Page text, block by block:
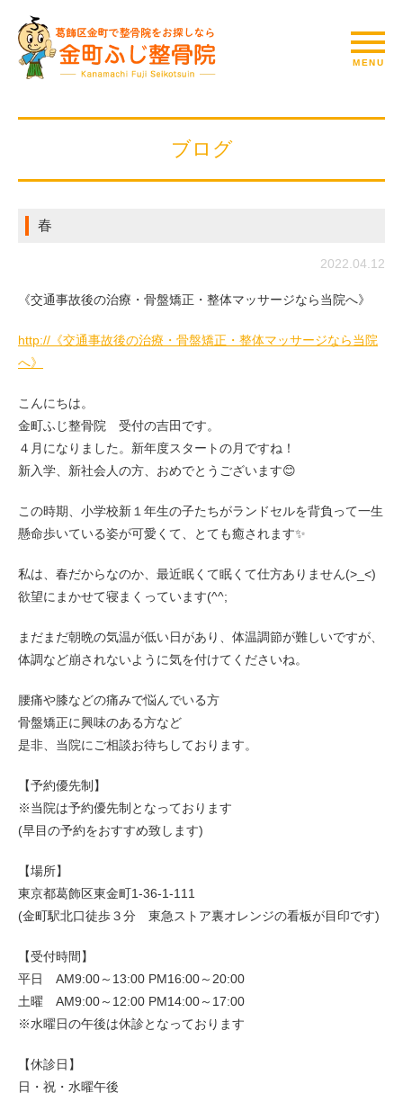
ブログ
春
2022.04.12
《交通事故後の治療・骨盤矯正・整体マッサージなら当院へ》
http://《交通事故後の治療・骨盤矯正・整体マッサージなら当院
へ》
こんにちは。
金町ふじ整骨院 受付の吉田です。
４月になりました。新年度スタートの月ですね！
新入学、新社会人の方、おめでとうございます😊
この時期、小学校新１年生の子たちがランドセルを背負って一生
懸命歩いている姿が可愛くて、とても癒されます✨
私は、春だからなのか、最近眠くて眠くて仕方ありません(>_<)
欲望にまかせて寝まくっています(^^;
まだまだ朝晩の気温が低い日があり、体温調節が難しいですが、
体調など崩されないように気を付けてくださいね。
腰痛や膝などの痛みで悩んでいる方
骨盤矯正に興味のある方など
是非、当院にご相談お待ちしております。
【予約優先制】
※当院は予約優先制となっております
(早目の予約をおすすめ致します)
【場所】
東京都葛飾区東金町1-36-1-111
(金町駅北口徒歩３分 東急ストア裏オレンジの看板が目印です)
【受付時間】
平日 AM9:00～13:00 PM16:00～20:00
土曜 AM9:00～12:00 PM14:00～17:00
※水曜日の午後は休診となっております
【休診日】
日・祝・水曜午後